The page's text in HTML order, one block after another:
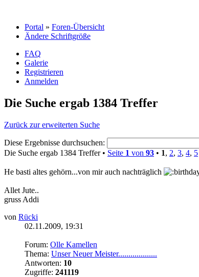
Portal » Foren-Übersicht
Ändere Schriftgröße
FAQ
Galerie
Registrieren
Anmelden
Die Suche ergab 1384 Treffer
Zurück zur erweiterten Suche
Diese Ergebnisse durchsuchen:
Die Suche ergab 1384 Treffer • Seite 1 von 93 • 1, 2, 3, 4, 5
He basti altes gehörn...von mir auch nachträglich
Allet Jute..
gruss Addi
von Rücki
02.11.2009, 19:31
Forum: Olle Kamellen
Thema: Unser Neuer Meister...................
Antworten: 10
Zugriffe: 241119